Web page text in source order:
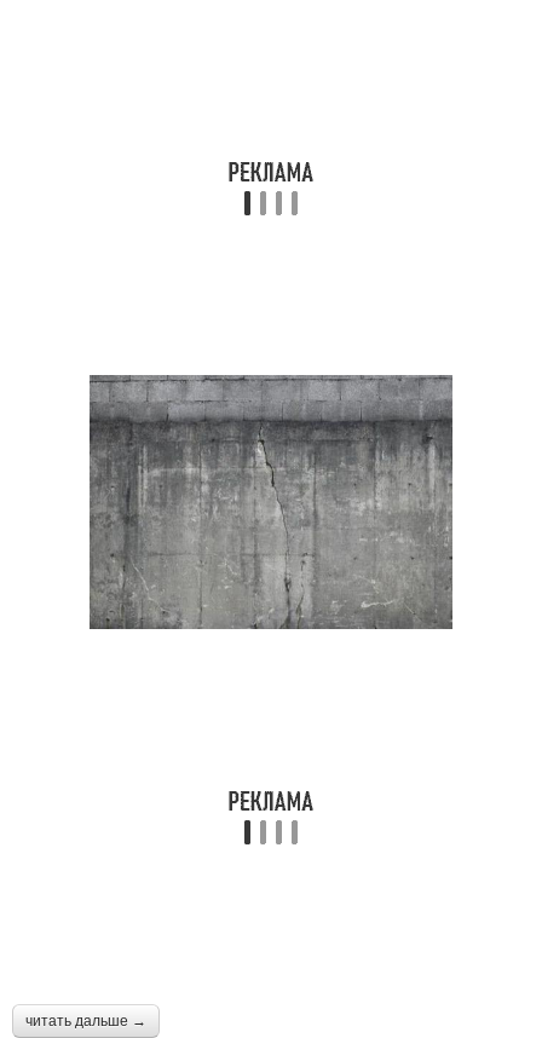
читать дальше →